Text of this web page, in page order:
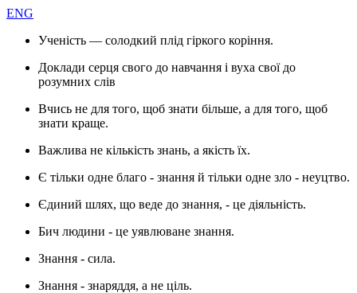
ENG
Ученість — солодкий плід гіркого коріння.
Доклади серця свого до навчання і вуха свої до
розумних слів
Вчись не для того, щоб знати більше, а для того, щоб
знати краще.
Важлива не кількість знань, а якість їх.
Є тільки одне благо - знання й тільки одне зло - неуцтво.
Єдиний шлях, що веде до знання, - це діяльність.
Бич людини - це уявлюване знання.
Знання - сила.
Знання - знаряддя, а не ціль.